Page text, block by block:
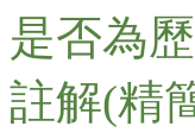
是否為
註解(精